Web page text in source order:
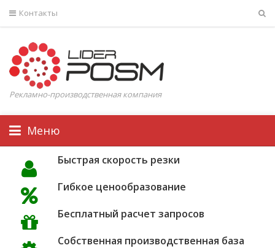
Контакты
Рекламно-производственная компания
Меню
Быстрая скорость резки
Гибкое ценообразование
Бесплатный расчет запросов
Собственная производственная база